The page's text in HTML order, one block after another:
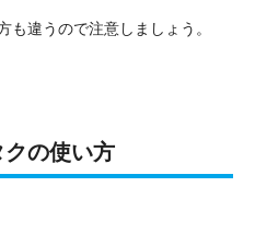
も違うので注意しましょう。
クの使い方